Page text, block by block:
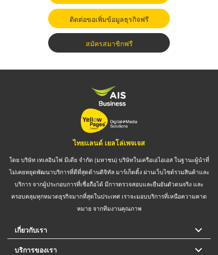
ติดต่อขอเพิ่มข้อมูลธุรกิจฟรี
สมัครสมาชิกฟรี
ไทยแลนด์ เยลโล่เพจเจส
โดย บริษัท เทเลอินโฟ มีเดีย จำกัด (มหาชน) บริษัทในเครือเอไอเอส ในฐานะผู้นำที่
ไม่เคยหยุดพัฒนาบริการที่ดีที่สุดด้านดิจิทัล มาร์เก็ตติ้ง ผ่านเว็บไซต์รวมสินค้าและ
บริการ จากผู้ประกอบการที่เชื่อถือได้ มีการตรวจสอบและยืนยันตัวตนจริง และ
ครอบคลุมทุกหมวดธุรกิจมากที่สุดในประเทศ เราจะมอบบริการที่เหนือความคาด
หมาย จากทีมงานคุณภาพ
เกี่ยวกับเรา
บริการของเรา